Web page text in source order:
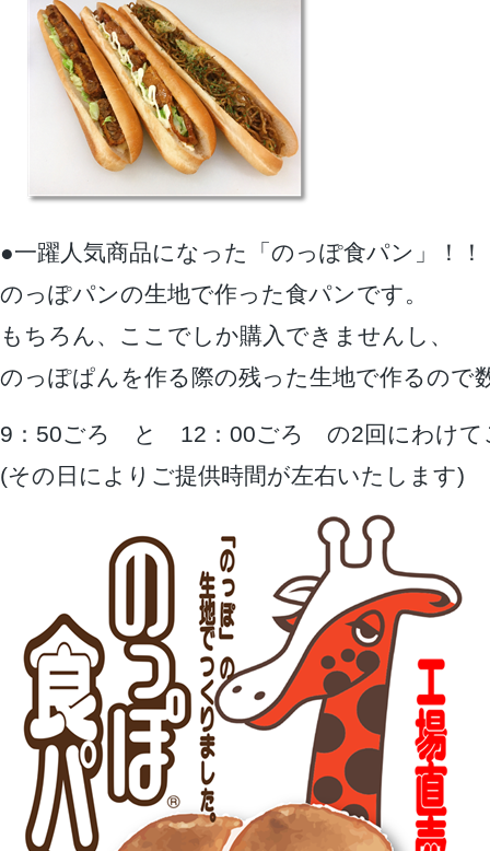
●一躍人気商品になった「のっぽ食パン」！！
のっぽパンの生地で作った食パンです。
もちろん、ここでしか購入できませんし、
のっぽぱんを作る際の残った生地で作るので
9：50ごろ と 12：00ごろ の2回にわけて
(その日によりご提供時間が左右いたします)